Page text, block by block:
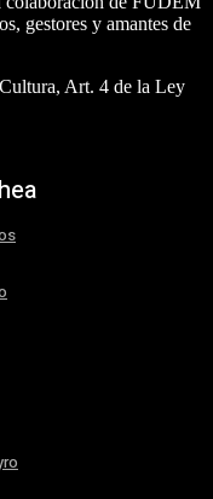
gestores y amantes de
Art. 4 de la Ley